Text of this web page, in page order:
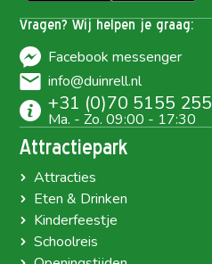
Vragen? Wij helpen je graag:
Facebook messenger
info@duinrell.nl
+31 (0)70 5155 255
Ma. - Zo. 09:00 - 17:30
Attractiepark
Attracties
Eten & Drinken
Kinderfeestje
Schoolreis